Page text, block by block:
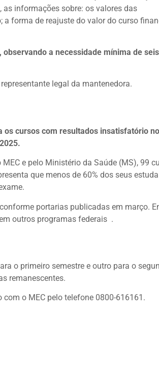
as informações sobre: os valores das
forma de reajuste do valor do curso
a necessidade mínima de
legal da mantenedora.
os cursos com resultados insatisfatório no
e pelo Ministério da Saúde (MS), 99
que menos de 60% dos seus
portarias publicadas em março.
outros programas federais .
o primeiro semestre e outro para o
remanescentes.
o MEC pelo telefone 0800-616161.